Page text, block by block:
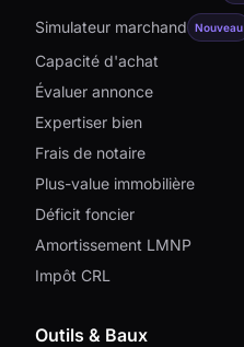
Simulateur marchand Nouveau
Capacité d'achat
Évaluer annonce
Expertiser bien
Frais de notaire
Plus-value immobilière
Déficit foncier
Amortissement LMNP
Impôt CRL
Outils & Baux